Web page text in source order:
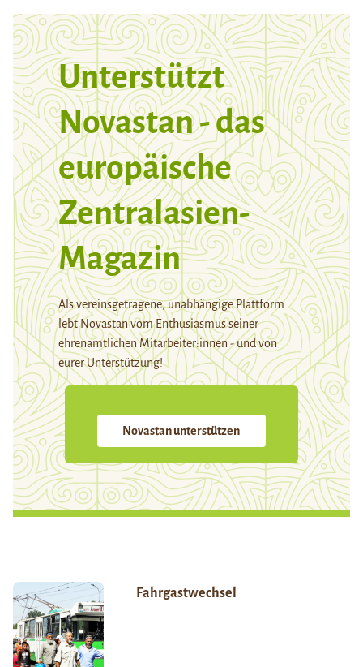
Unterstützt
Novastan - das
europäische
Zentralasien-
Magazin
Als vereinsgetragene, unabhängige Plattform
lebt Novastan vom Enthusiasmus seiner
ehrenamtlichen Mitarbeiter:innen - und von
eurer Unterstützung!
Novastan unterstützen
Fahrgastwechsel